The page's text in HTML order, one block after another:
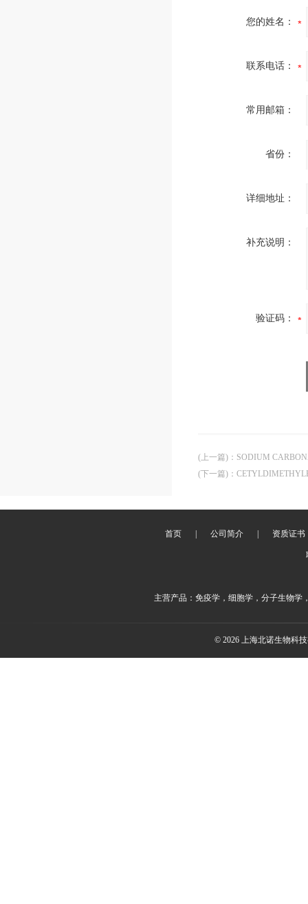
您的姓名：
联系电话：
常用邮箱：
省份：
详细地址：
补充说明：
验证码：
(上一篇) ： SODIUM
(下一篇) ：
首页 公司简介 资质证书
主营产品：免疫学，细胞学，分子生物学
© 2026 上海北诺生物科